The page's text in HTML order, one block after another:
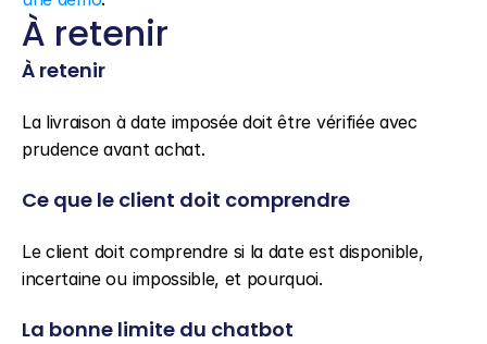
À retenir
À retenir
La livraison à date imposée doit être vérifiée avec
prudence avant achat.
Ce que le client doit comprendre
Le client doit comprendre si la date est disponible,
incertaine ou impossible, et pourquoi.
La bonne limite du chatbot